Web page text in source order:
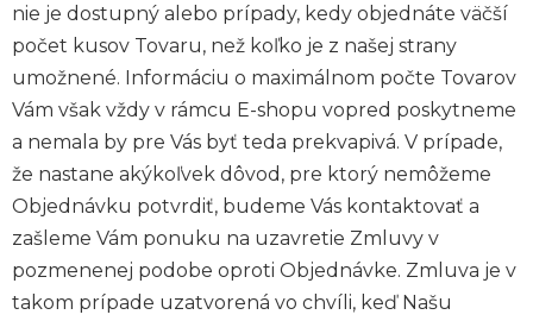
nie je dostupný alebo prípady, kedy objednáte väčší
počet kusov Tovaru, než koľko je z našej strany
umožnené. Informáciu o maximálnom počte Tovarov
Vám však vždy v rámcu E-shopu vopred poskytneme
a nemala by pre Vás byť teda prekvapivá. V prípade,
že nastane akýkoľvek dôvod, pre ktorý nemôžeme
Objednávku potvrdiť, budeme Vás kontaktovať a
zašleme Vám ponuku na uzavretie Zmluvy v
pozmenenej podobe oproti Objednávke. Zmluva je v
takom prípade uzatvorená vo chvíli, keď Našu